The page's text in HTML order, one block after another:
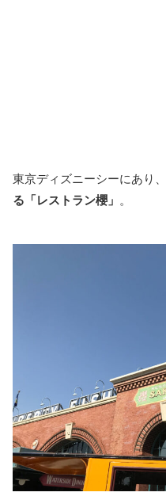
東京ディズニーシーにあり、
る「レストラン櫻」 。